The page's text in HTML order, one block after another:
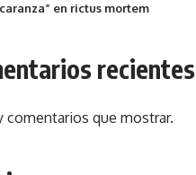
en rictus mortem
recientes
comentarios que mostrar.